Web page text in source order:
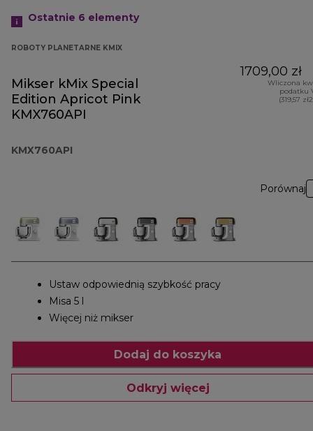
Ostatnie 6 elementy
ROBOTY PLANETARNE KMIX
Mikser kMix Special
Edition Apricot Pink
KMX760API
KMX760API
1709,00 zł
Wliczona
podatku
(319,57
Porównaj
Ustaw odpowiednią szybkość pracy
Misa 5 l
Więcej niż mikser
Dodaj do koszyka
Odkryj więcej